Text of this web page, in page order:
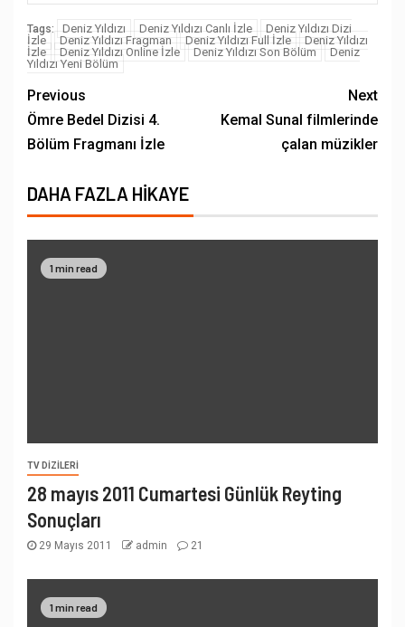
Tags: Deniz Yıldızı Deniz Yıldızı Canlı İzle
Deniz Yıldızı Dizi
İzle
Deniz Yıldızı Fragman Deniz Yıldızı Full İzle
Deniz Yıldızı
İzle
Deniz Yıldızı Online İzle Deniz Yıldızı Son Bölüm
Deniz
Yıldızı Yeni Bölüm
Previous
Ömre Bedel Dizisi 4.
Bölüm Fragmanı İzle
Next
Kemal Sunal filmlerinde
çalan müzikler
DAHA FAZLA HIKAYE
1 min read
TV DIZILERI
28 mayıs 2011 Cumartesi Günlük Reyting
Sonuçları
29 Mayıs 2011 admin 21
1 min read